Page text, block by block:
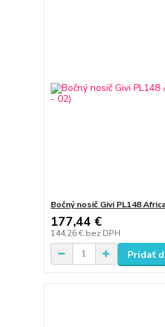
Bočný nosič Givi PL148
177,44 €
144,26 € bez DPH
Pridať